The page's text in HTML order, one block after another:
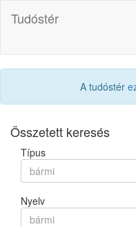
Tudóstér
A tudóstér
Összetett keresés
Típus
bármi
Nyelv
bármi